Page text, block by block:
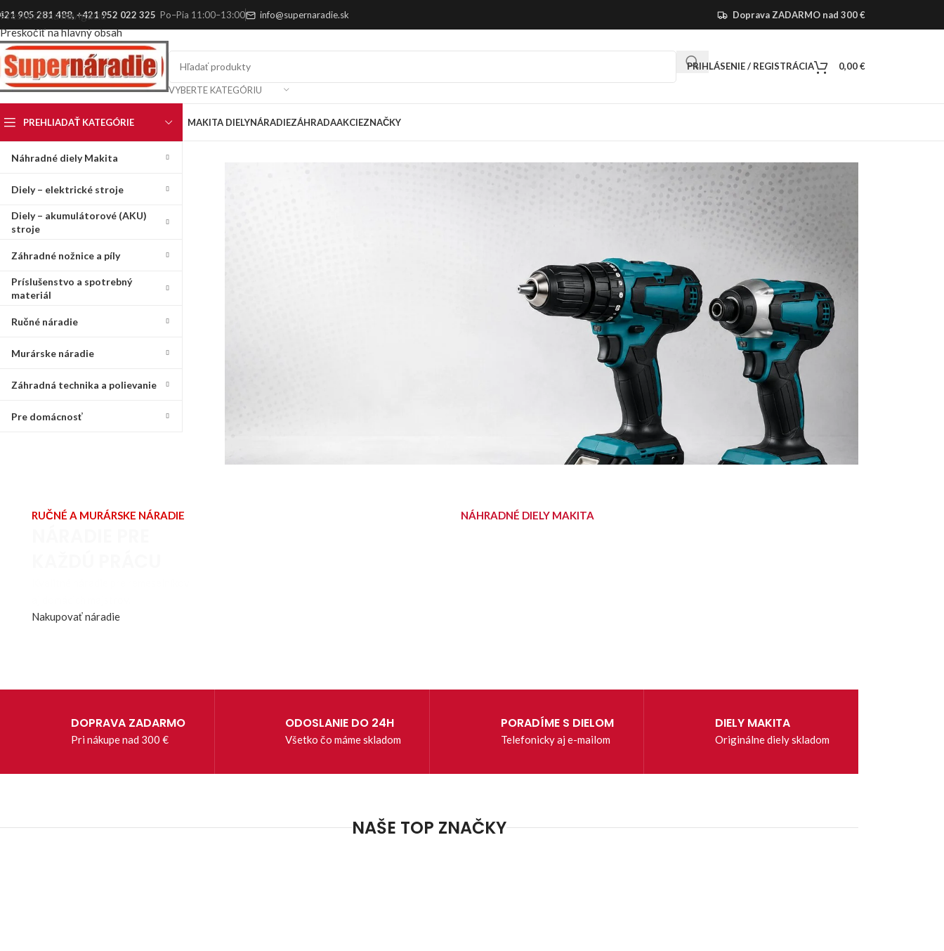
Preskočiť na navigáciu
Preskočiť na hlavný obsah
905 281 488,+421 952 022 325 Po–Pia 11:00–13:00 info@supernaradie.sk Doprava ZADARMO nad 300 €
VYBERTE KATEGÓRIU
PRIHLÁSENIE / REGISTRÁCIA 0,00€
PREHLIADAŤ KATEGÓRIE
Náhradné diely Makita
Diely – elektrické stroje
Diely – akumulátorové (AKU)
stroje
Záhradné nožnice a píly
Príslušenstvo a spotrebný
materiál
Ručné náradie
Murárske náradie
Záhradná technika a polievanie
Pre domácnosť
MAKITA DIELYNÁRADIEZÁHRADAAKCIEZNAČKY
RUČNÉ A MURÁRSKE NÁRADIE
Nakupovať náradie
NÁHRADNÉ DIELY MAKITA
DOPRAVA ZADARMO
Pri nákupe nad 300 €
ODOSLANIE DO 24H
Všetko čo máme skladom
PORADÍME S DIELOM
Telefonicky aj e-mailom
DIELY MAKITA
Originálne diely skladom
NAŠE TOP ZNAČKY